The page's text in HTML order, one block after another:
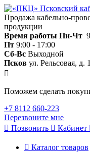
Продажа кабельно-
продукции
Время работы Пн-Чт
Пт 9:00 - 17:00
Сб-Вс Выходной
Псков ул. Рельсовая, д.
Поможем сделать
+7 8112 660-223
Перезвоните мне
Позвонить
Кабинет
Каталог товаров